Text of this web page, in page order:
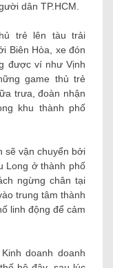
dân TP.HCM.
trẻ lên tàu trải
Biên Hòa, xe đón
được ví như Vịnh
game thủ trẻ
trưa, đoàn nhận
khu thành phố
sẽ vận chuyển bởi
Long ở thành phố
ngừng chân tại
trung tâm thành
linh động để cảm
doanh doanh